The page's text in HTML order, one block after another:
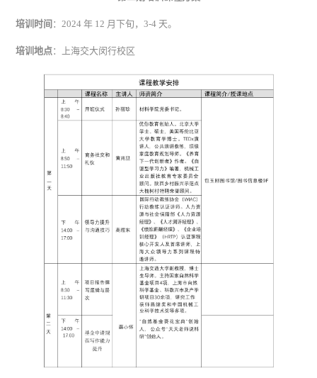
培训时间 ：2024 年 12 月下旬，3-4 天。
培训地点：上海交大闵行校区